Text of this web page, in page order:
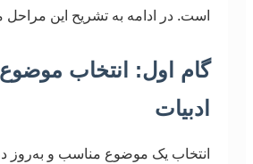
است. در ادامه به تشریح این مراحل
گام اول: انتخاب
ادبیات
انتخاب یک موضوع مناسب و به‌روز